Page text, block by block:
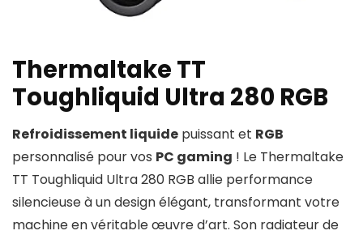
Thermaltake TT
Toughliquid Ultra 280 RGB
Refroidissement liquide puissant et RGB
personnalisé pour vos PC gaming ! Le Thermaltake
TT Toughliquid Ultra 280 RGB allie performance
silencieuse à un design élégant, transformant votre
machine en véritable œuvre d’art. Son radiateur de